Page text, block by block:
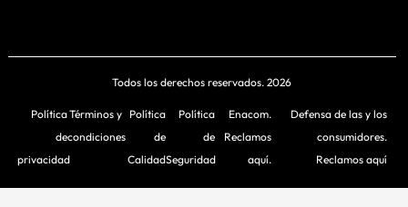
Todos los derechos reservados. 2026
Política
de
privacidad
Términos y
condiciones
Política
de
Calidad
Política
de
Seguridad
Enacom.
Reclamos
aquí.
Defensa de las y los
consumidores.
Reclamos aquí